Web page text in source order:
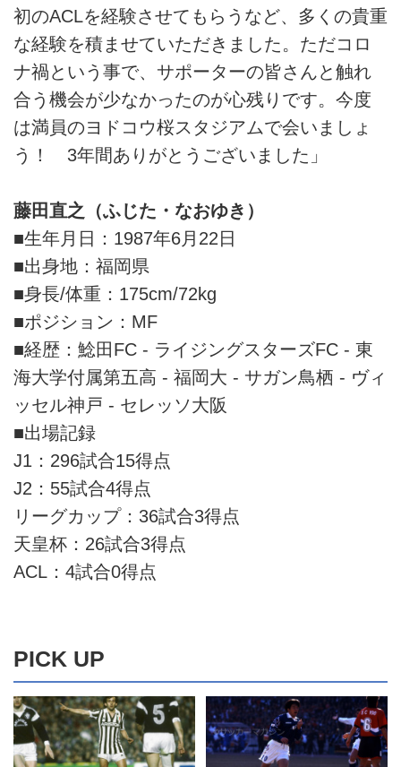
初のACLを経験させてもらうなど、多くの貴重
な経験を積ませていただきました。ただコロ
ナ禍という事で、サポーターの皆さんと触れ
合う機会が少なかったのが心残りです。今度
は満員のヨドコウ桜スタジアムで会いましょ
う！ 3年間ありがとうございました」
藤田直之（ふじた・なおゆき）
■生年月日：1987年6月22日
■出身地：福岡県
■身長/体重：175cm/72kg
■ポジション：MF
■経歴：鯰田FC - ライジングスターズFC - 東
海大学付属第五高 - 福岡大 - サガン鳥栖 - ヴィ
ッセル神戸 - セレッソ大阪
■出場記録
J1：296試合15得点
J2：55試合4得点
リーグカップ：36試合3得点
天皇杯：26試合3得点
ACL：4試合0得点
PICK UP